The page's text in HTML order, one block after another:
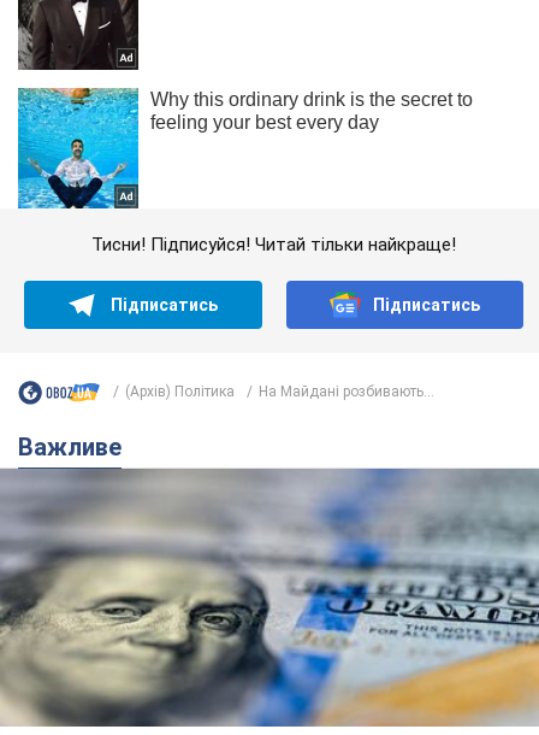
Тисни! Підписуйся! Читай тільки найкраще!
Підписатись Підписатись
(Архів) Політика На Майдані розбивають...
Важливе